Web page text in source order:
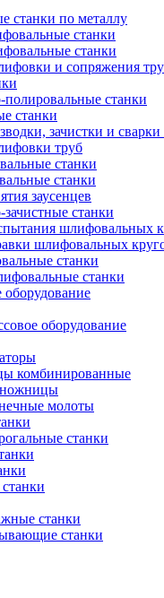
станки по металлу
станки
станки
и сопряжения
станки
станки
зачистки и сварки
труб
станки
станки
заусенцев
станки
шлифовальных
шлифовальных
станки
станки
оборудование
оборудование
комбинированные
молоты
станки
станки
станки